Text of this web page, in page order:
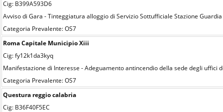
Cig: B399A593D6
Avviso di Gara - Tinteggiatura alloggio di Servizio Sottufficiale Stazione
Categoria Prevalente: OS7
Roma Capitale Municipio Xiii
Cig: fy12k1da3kyq
Manifestazione di Interesse - Adeguamento antincendio della sede degli uffici
Categoria Prevalente: OS7
Questura reggio calabria
Cig: B36F40F5EC